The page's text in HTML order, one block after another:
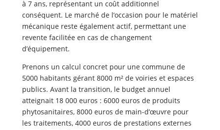
à 7 ans, représentant un coût additionnel
conséquent. Le marché de l’occasion pour le matériel
mécanique reste également actif, permettant une
revente facilitée en cas de changement
d’équipement.
Prenons un calcul concret pour une commune de
5000 habitants gérant 8000 m² de voiries et espaces
publics. Avant la transition, le budget annuel
atteignait 18 000 euros : 6000 euros de produits
phytosanitaires, 8000 euros de main-d’œuvre pour
les traitements, 4000 euros de prestations externes